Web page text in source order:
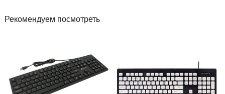
Рекомендуем посмотреть